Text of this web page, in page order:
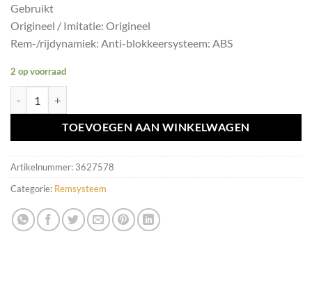
Gebruikt
Origineel / Imitatie: Origineel
Rem-/rijdynamiek: Anti-blokkeersysteem: ABS
2 op voorraad
TOEVOEGEN AAN WINKELWAGEN
Artikelnummer: 3627578
Categorie: Remsysteem